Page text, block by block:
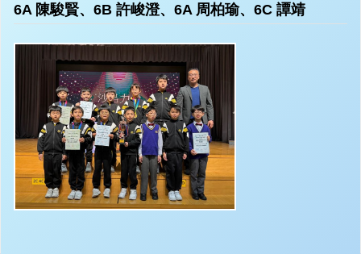
6A 陳駿賢、6B 許峻澄、6A 周柏瑜、6C 譚靖